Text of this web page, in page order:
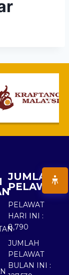
JUMLAH
PELAWAT
PELAWAT
HARI INI :
8,790
JUMLAH
PELAWAT
BULAN INI :